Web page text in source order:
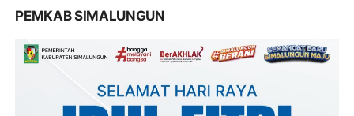
PEMKAB SIMALUNGUN